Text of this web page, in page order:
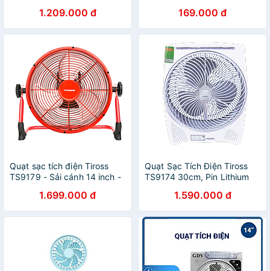
1.209.000 đ
Hàng nhập khẩu
169.000 đ
Quạt sạc tích điện Tiross
TS9179 - Sải cánh 14 inch -
1.699.000 đ
Quạt Sạc Tích Điện Tiross
TS9174 30cm, Pin Lithium
1.590.000 đ